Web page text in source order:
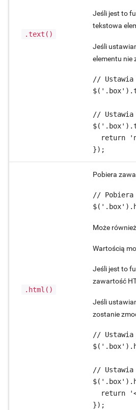
.text()
Jeśli jest to
tekstowa
Jeśli
elementu nie
// Ustawia
// Ustawia
return
});
.html()
Pobiera
// Pobiera
Może
Wartością
Jeśli jest to
zawartość
Jeśli
zostanie
// Ustawia
// Ustawia
return
});